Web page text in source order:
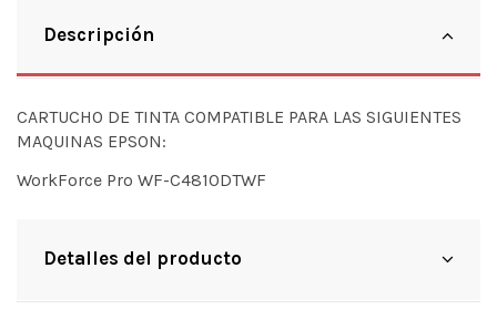
Descripción
CARTUCHO DE TINTA COMPATIBLE PARA LAS SIGUIENTES
MAQUINAS EPSON:
WorkForce Pro WF-C4810DTWF
Detalles del producto